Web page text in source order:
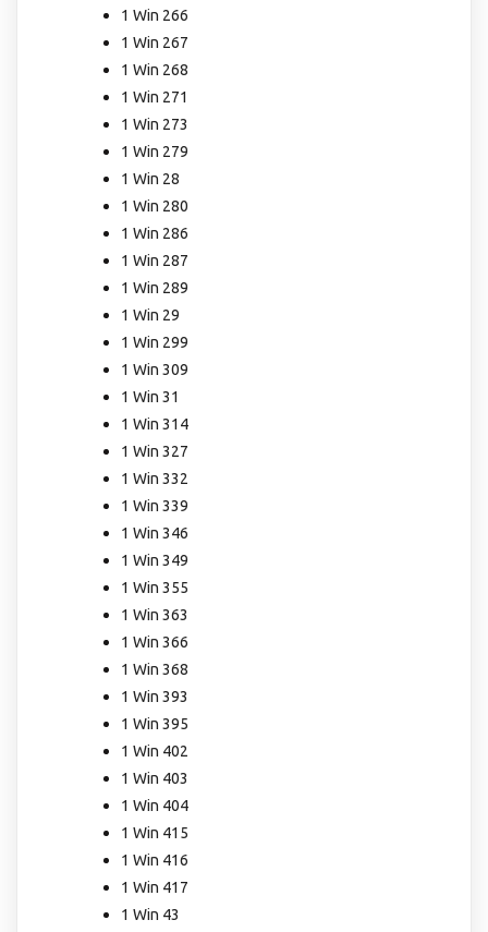
1 Win 266
1 Win 267
1 Win 268
1 Win 271
1 Win 273
1 Win 279
1 Win 28
1 Win 280
1 Win 286
1 Win 287
1 Win 289
1 Win 29
1 Win 299
1 Win 309
1 Win 31
1 Win 314
1 Win 327
1 Win 332
1 Win 339
1 Win 346
1 Win 349
1 Win 355
1 Win 363
1 Win 366
1 Win 368
1 Win 393
1 Win 395
1 Win 402
1 Win 403
1 Win 404
1 Win 415
1 Win 416
1 Win 417
1 Win 43